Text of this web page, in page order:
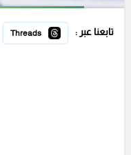
تابعنا عبر : Threads